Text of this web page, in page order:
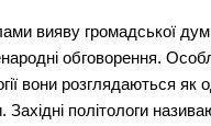
вияву громадської
обговорення.
вони розглядаються
Західні політологи